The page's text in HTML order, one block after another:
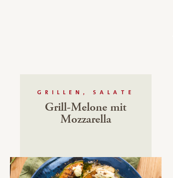
GRILLEN, SALATE
Grill-Melone mit
Mozzarella